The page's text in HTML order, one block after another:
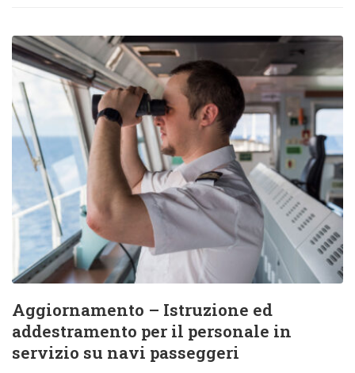
Aggiornamento – Istruzione ed
addestramento per il personale in
servizio su navi passeggeri